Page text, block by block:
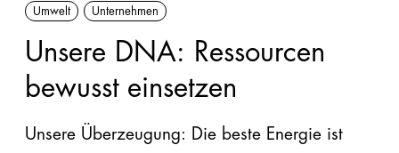
Umwelt Unternehmen
Unsere DNA: Ressourcen
bewusst einsetzen
Unsere Überzeugung: Die beste Energie ist